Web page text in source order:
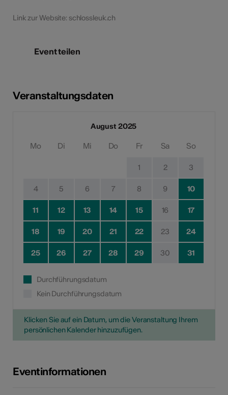
Link zur Website: schlossleuk.ch
Event teilen
Veranstaltungsdaten
August 2025
Mo Di Mi Do Fr Sa So
1 2 3
4 5 6 7 8 9 10
11 12 13 14 15 16 17
18 19 20 21 22 23 24
25 26 27 28 29 30 31
Durchführungsdatum
Kein Durchführungsdatum
Klicken Sie auf ein Datum, um die Veranstaltung Ihrem
persönlichen Kalender hinzuzufügen.
Eventinformationen